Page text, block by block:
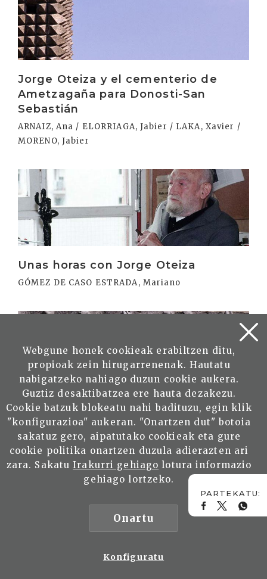
Jorge Oteiza y el cementerio de
Ametzagaña para Donosti-San
Sebastián
ARNAIZ, Ana / ELORRIAGA, Jabier / LAKA, Xavier /
MORENO, Jabier
Unas horas con Jorge Oteiza
GÓMEZ DE CASO ESTRADA, Mariano
Irakurri
La pasión de Jorge Oteiza
MANTEROLA, Pedro
Irakurri
Lekuona a Jorge Oteiza
Irakurri
Webgune honek cookieak erabiltzen ditu,
propioak zein hirugarrenenak. Hautatu
nabigatzeko nahiago duzun cookie aukera.
Guztiz desaktibatzea ere hauta dezakezu.
Cookie batzuk blokeatu nahi badituzu, egin klik
"konfigurazioa" aukeran. "Onartzen dut" botoia
sakatuz gero, aipatutako cookieak eta gure
cookie politika onartzen duzula adierazten ari
zara. SakatuIrakurri gehiago lotura informazio
gehiago lortzeko.
Onartu
Konfiguratu